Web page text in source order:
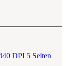
DPI 5 Seiten